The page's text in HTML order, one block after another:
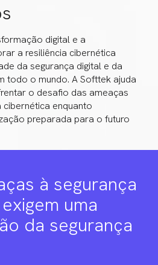
digital e a
a resiliência cibernética
da segurança digital e da
todo o mundo. A Softtek ajuda
o desafio das ameaças
cibernética enquanto
preparada para o futuro
à segurança
uma
da segurança